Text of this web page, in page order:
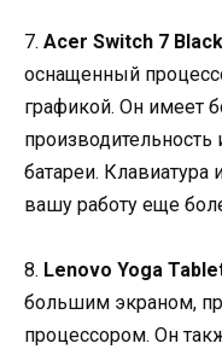
7. Acer Switch 7
оснащенный
графикой. Он имеет
батареи. Клавиатура
вашу работу еще
8. Lenovo Yoga
большим экраном,
процессором. Он